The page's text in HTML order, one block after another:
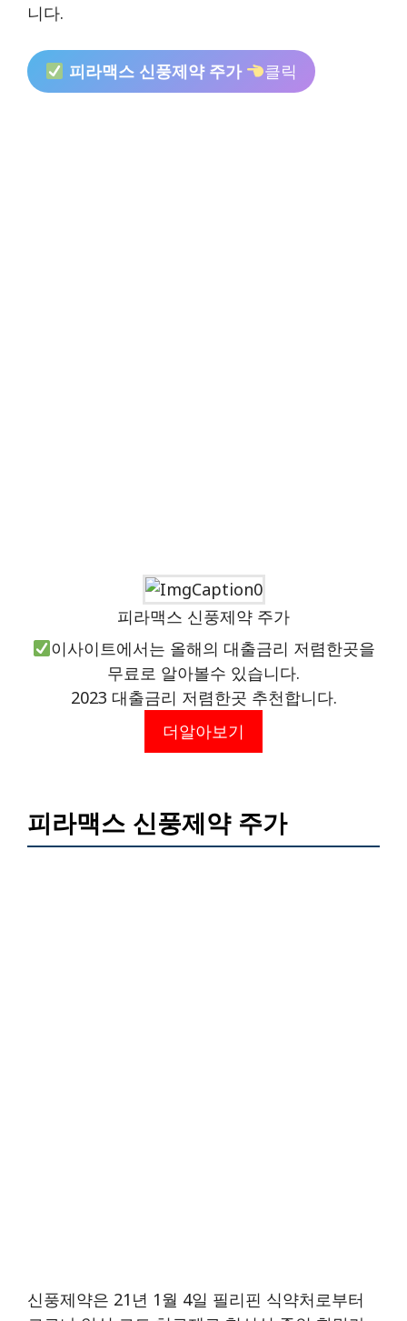
니다.
피라맥스 신풍제약 주가 클릭
피라맥스 신풍제약 주가
이사이트에서는 올해의 대출금리 저렴한곳을
무료로 알아볼수 있습니다.
2023 대출금리 저렴한곳 추천합니다.
더알아보기
피라맥스 신풍제약 주가
신풍제약은 21년 1월 4일 필리핀 식약처로부터